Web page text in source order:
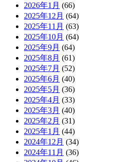
2026年1月 (66)
2025年12月 (64)
2025年11月 (63)
2025年10月 (64)
2025年9月 (64)
2025年8月 (61)
2025年7月 (52)
2025年6月 (40)
2025年5月 (36)
2025年4月 (33)
2025年3月 (40)
2025年2月 (31)
2025年1月 (44)
2024年12月 (34)
2024年11月 (36)